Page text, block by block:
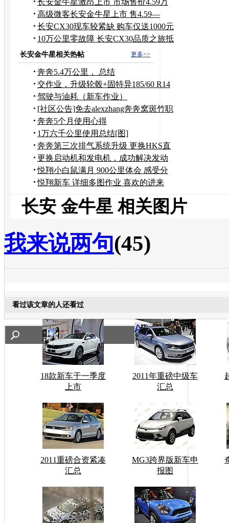
元起
高级微客长安金牛星上市 售4.59—
5.59万
长安CX30现车较紧缺 购车仅送1000元
礼包
10万公里零故障 长安CX30品质之旅抵
京
更多>>
长安金牛星相关热帖
奔奔5.4万公里， 总结
交作业，升级轮毂+固特异185/60 R14
轮胎
驾驶与油耗（新车作业）
[社区公告]免去alexzhang奔奔窝斑竹职
务
奔奔5个月使用心得
1万六千公里使用总结[图]
奔奔第三次排气系统升级 更换HKS直
排+S回压改装
更换启动机和发电机，成功解决发动
机故障灯的问题。
悦翔小白鼠满月 900公里体会 感受分
享
悦翔新车 详细多图作业 喜欢的进来
顶！
长安 金牛星 相关图片
我来说两句(45)
看过该文章的人还看过
18款新车于一季度
上市
2011年重磅中级车
汇总
2011重磅合资紧凑
汇总
MG3跨界版新车申
报图